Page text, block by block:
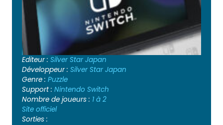
Editeur : Silver Star Japan
Développeur : Silver Star Japan
Genre : Puzzle
Support : Nintendo Switch
Nombre de joueurs : 1 à 2
Site officiel
Sorties :